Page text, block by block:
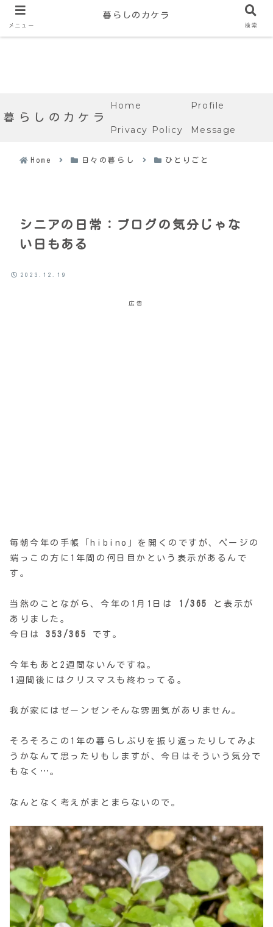
暮らしのカケラ
Home Profile
Privacy Policy Message
Home 日々の暮らし ひとりごと
シニアの日常：ブログの気分じゃな
い日もある
2023.12.19
広告
毎朝今年の手帳「hibino」を開くのですが、ページの
端っこの方に1年間の何日目かという表示があるんで
す。
当然のことながら、今年の1月1日は 1/365
と表示が
ありました。
今日は353/365 です。
今年もあと2週間ないんですね。
1週間後にはクリスマスも終わってる。
我が家にはゼーンゼンそんな雰囲気がありません。
そろそろこの1年の暮らしぶりを振り返ったりしてみよ
うかなんて思ったりもしますが、今日はそういう気分で
もなく…。
なんとなく考えがまとまらないので。
メニュー
暮らしのカケラ
検索